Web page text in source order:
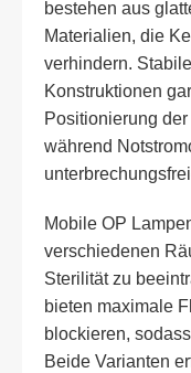
bestehen aus
Materialien, die
verhindern.
Konstruktionen
Positionierung
während
Mobile OP
verschiedenen
Sterilität zu
bieten maximale
blockieren,
Beide Varianten